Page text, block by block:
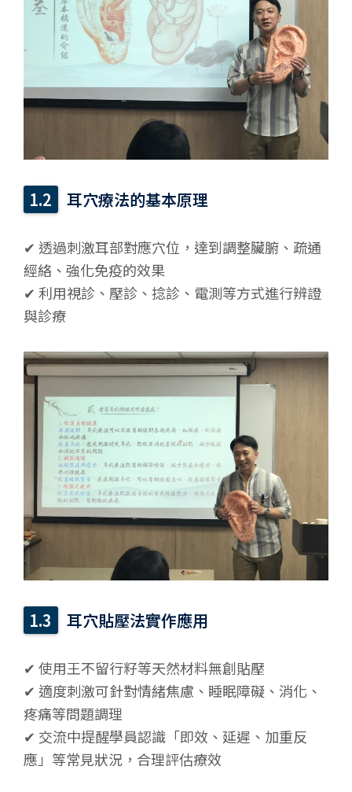
耳穴療法的基本原理
✔ 透過刺激耳部對應穴位，達到調整臟腑、疏通
經絡、強化免疫的效果
✔ 利用視診、壓診、捻診、電測等方式進行辨證
與診療
耳穴貼壓法實作應用
✔ 使用王不留行籽等天然材料無創貼壓
✔ 適度刺激可針對情緒焦慮、睡眠障礙、消化、
疼痛等問題調理
✔ 交流中提醒學員認識「即效、延遲、加重反
應」等常見狀況，合理評估療效